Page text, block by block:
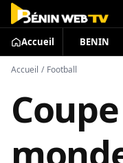
Accueil BENIN
Accueil / Football